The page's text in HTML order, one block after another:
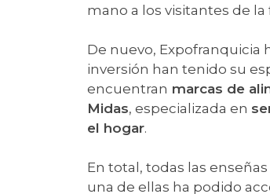
mano a los visitantes de
De nuevo, Expofranquicia
inversión han tenido su
encuentran marcas de
Midas, especializada en
el hogar.
En total, todas las
una de ellas ha podido